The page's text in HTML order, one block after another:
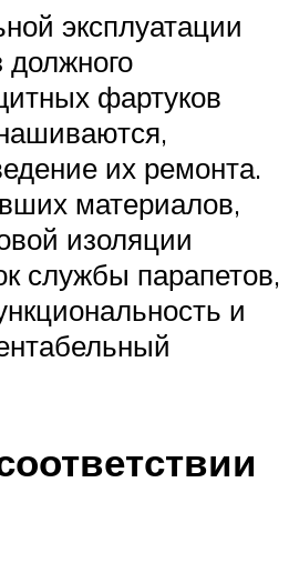
эксплуатации
должного
фартуков
их ремонта.
материалов,
изоляции
службы парапетов,
и